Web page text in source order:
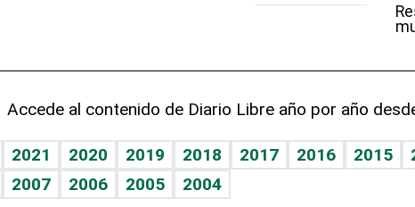
Accede al contenido de Diario Libre año por año
2021 2020 2019 2018 2017 2016 2015
2007 2006 2005 2004